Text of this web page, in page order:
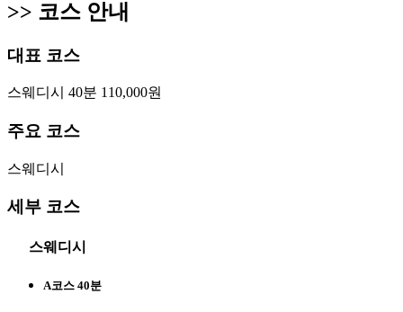
>> 코스 안내
대표 코스
스웨디시 40분 110,000원
주요 코스
스웨디시
세부 코스
스웨디시
A코스 40분